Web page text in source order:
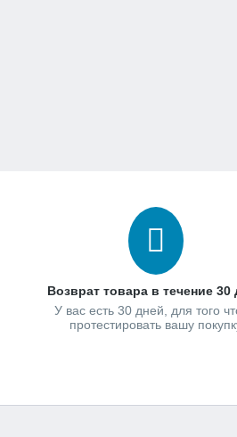
Возврат товара в течение 30
У вас есть 30 дней, для того
протестировать вашу